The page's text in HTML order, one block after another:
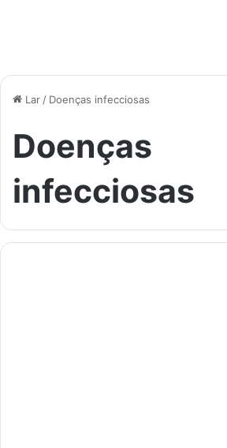
Lar/ Doenças infecciosas
Doenças
infecciosas